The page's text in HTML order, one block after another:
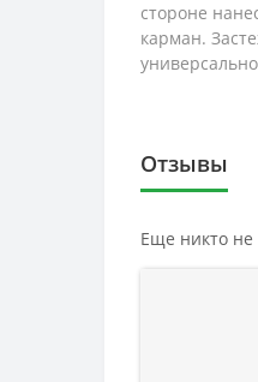
стороне
карман.
Отзывы
Еще никто